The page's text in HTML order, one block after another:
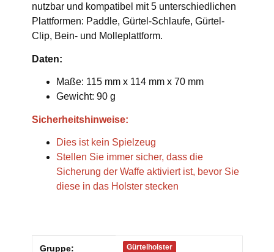
nutzbar und kompatibel mit 5 unterschiedlichen
Plattformen: Paddle, Gürtel-Schlaufe, Gürtel-
Clip, Bein- und Molleplattform.
Daten:
Maße: 115 mm x 114 mm x 70 mm
Gewicht: 90 g
Sicherheitshinweise:
Dies ist kein Spielzeug
Stellen Sie immer sicher, dass die
Sicherung der Waffe aktiviert ist, bevor Sie
diese in das Holster stecken
Produkteigenschaft
Wert
Gruppe: Gürtelholster